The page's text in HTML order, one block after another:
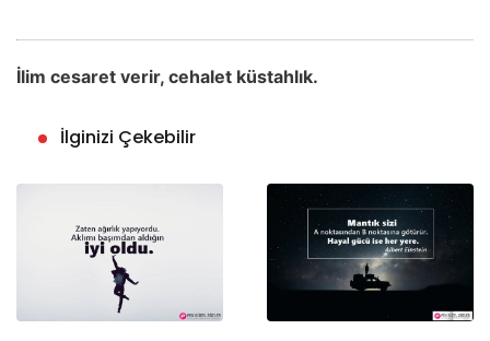
İlim cesaret verir, cehalet küstahlık.
İlginizi Çekebilir